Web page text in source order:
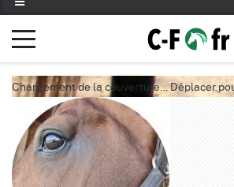
Chargement de la couverture…Déplacer